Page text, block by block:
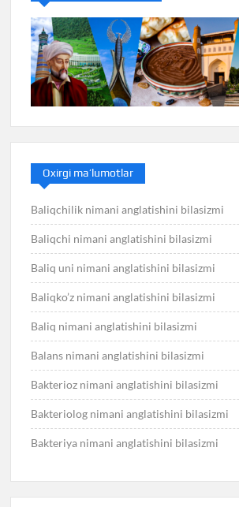
Oxirgi ma’lumotlar
Baliqchilik nimani anglatishini bilasizmi
Baliqchi nimani anglatishini bilasizmi
Baliq uni nimani anglatishini bilasizmi
Baliqko’z nimani anglatishini bilasizmi
Baliq nimani anglatishini bilasizmi
Balans nimani anglatishini bilasizmi
Bakterioz nimani anglatishini bilasizmi
Bakteriolog nimani anglatishini bilasizmi
Bakteriya nimani anglatishini bilasizmi